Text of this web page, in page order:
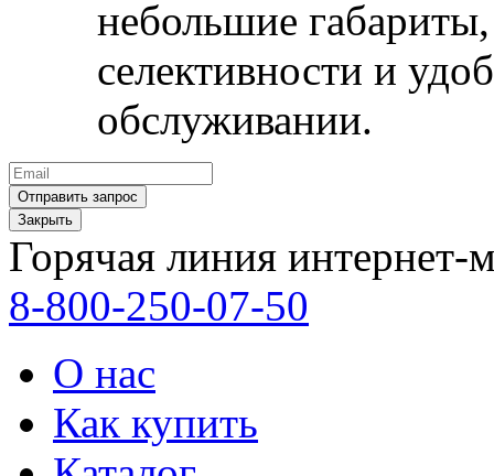
небольшие
селективности и
обслуживании.
Закрыть
Горячая линия интернет-
8-800-250-07-50
О нас
Как купить